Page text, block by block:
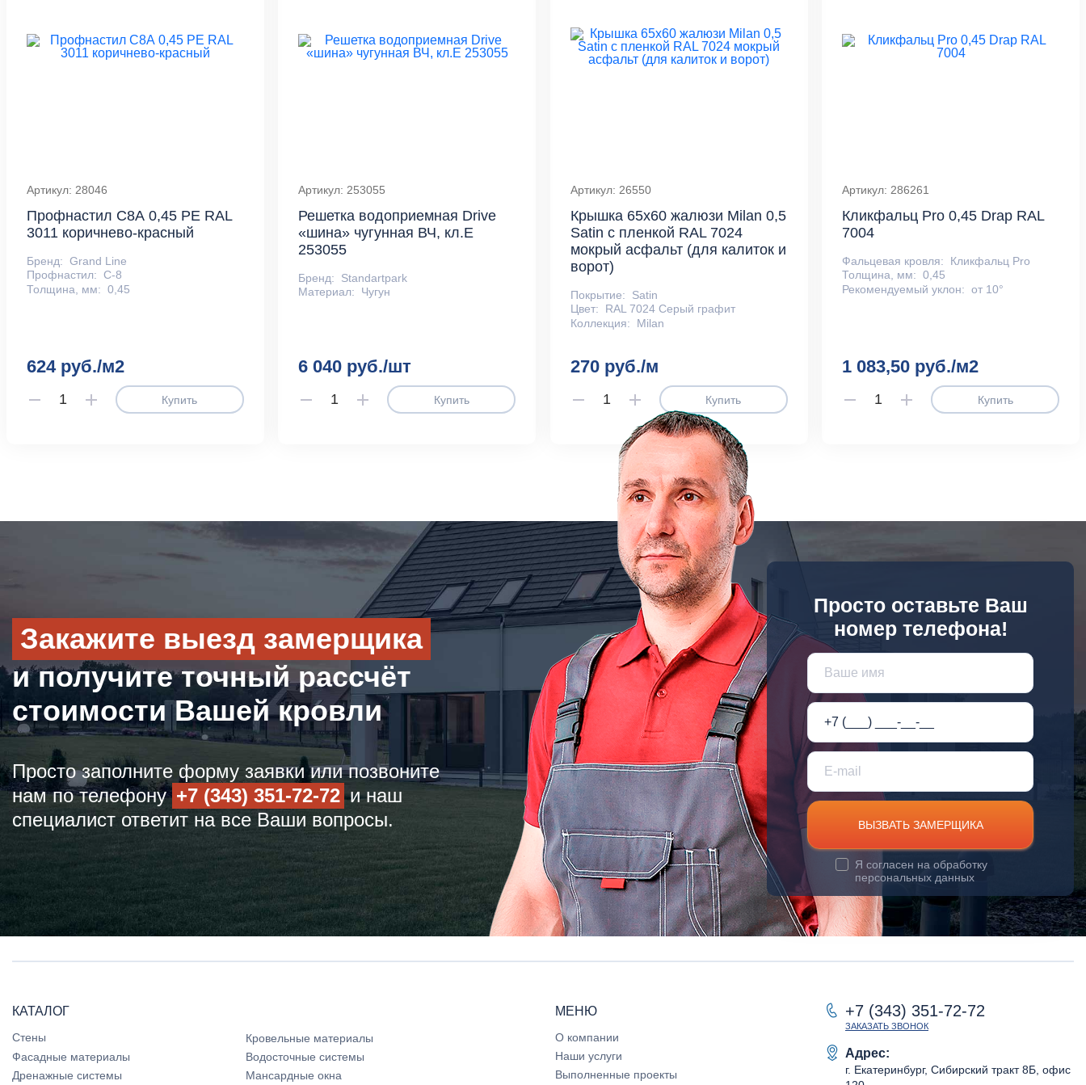
Артикул: 28046
Профнастил С8А 0,45 PE RAL
3011 коричнево-красный
Бренд: Grand Line
Профнастил: С-8
Толщина, мм: 0,45
624 руб./м2
Купить
Артикул: 253055
Решетка водоприемная Drive
«шина» чугунная ВЧ, кл.Е
253055
Бренд:
Standartpark
Материал:
Чугун
6 040 руб./шт
Купить
Артикул: 26550
Крышка 65х60 жалюзи Milan 0,5
Satin с пленкой RAL 7024
мокрый асфальт (для калиток и
ворот)
Покрытие:
Satin
Цвет:
RAL 7024 Серый графит
Коллекция:
Milan
270 руб./м
Купить
Артикул: 286261
Кликфальц Pro 0,45 Drap RAL
7004
Фальцевая кровля:
Кликфальц Pro
Толщина, мм: 0,45
Рекомендуемый уклон: от 10°
1 083,50 руб./м2
Купить
Закажите выезд замерщика
и получите точный рассчёт
стоимости Вашей кровли
Просто заполните форму заявки или позвоните
нам по телефону +7 (343) 351-72-72и наш
специалист ответит на все Ваши вопросы.
Просто оставьте Ваш
номер телефона!
ВЫЗВАТЬ ЗАМЕРЩИКА
Я согласен на обработку
персональных данных
КАТАЛОГ
Стены
Кровельные материалы
Фасадные материалы
Водосточные системы
Дренажные системы
Мансардные окна
МЕНЮ
О компании
Наши услуги
Выполненные проекты
+7 (343) 351-72-72
ЗАКАЗАТЬ ЗВОНОК
Адрес:
г. Екатеринбург, Сибирский тракт 8Б, офис